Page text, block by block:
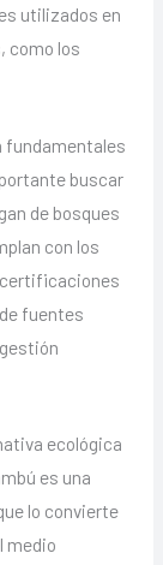
utilizados en
como los
fundamentales
buscar
de bosques
con los
fuentes
ecológica
es una
lo convierte
medio